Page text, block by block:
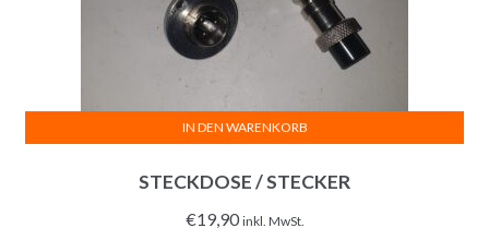
STECKDOSE / STECKER
€19,90 inkl. MwSt.
IN DEN WARENKORB